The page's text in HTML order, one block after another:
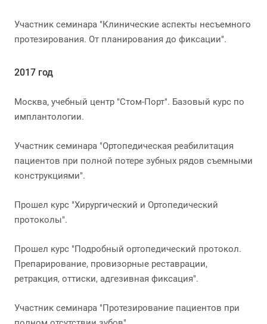
Участник семинара "Клинические аспекты несъемного
протезирования. От планирования до фиксации".
2017 год
Москва, учебный центр "Стом-Порт". Базовый курс по
имплантологии.
Участник семинара "Ортопедическая реабилитация
пациентов при полной потере зубных рядов съемными
конструкциями".
Прошел курс "Хирургический и Ортопедический
протоколы".
Прошел курс "Подробный ортопедический протокол.
Препарирование, провизорные реставрации,
ретракция, оттиски, адгезивная фиксация".
Участник семинара "Протезирование пациентов при